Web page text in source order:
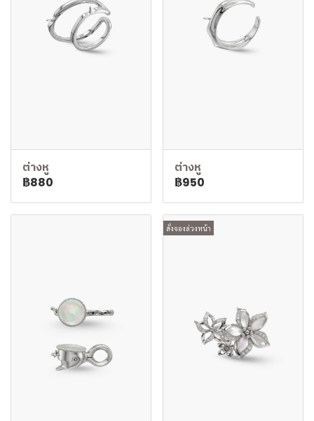
ต่างหู
฿880
ต่างหู
฿950
สั่งจองล่วงหน้า